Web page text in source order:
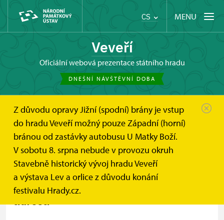
CS MENU
Veveří
oficiální webová prezentace státního hradu
DNEŠNÍ NÁVŠTĚVNÍ DOBA
Z důvodu opravy Jižní (spodní) brány je vstup
do hradu Veveří možný pouze Západní (horní)
bránou od zastávky autobusu U Matky Boží.
V sobotu 8. srpna nebude v provozu okruh
Stavebně historický vývoj hradu Veveří
a výstava Lev a orlice z důvodu konání
festivalu Hrady.cz.
Hrad Veveří Informace pro návštěvníky Kontakt
Kontakt
adresa